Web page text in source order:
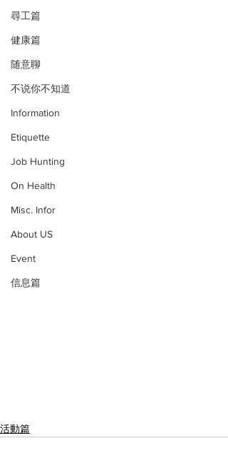
尋工篇
健康篇
随意聊
不说你不知道
Information
Etiquette
Job Hunting
On Health
Misc. Infor
About US
Event
信息篇
活動篇